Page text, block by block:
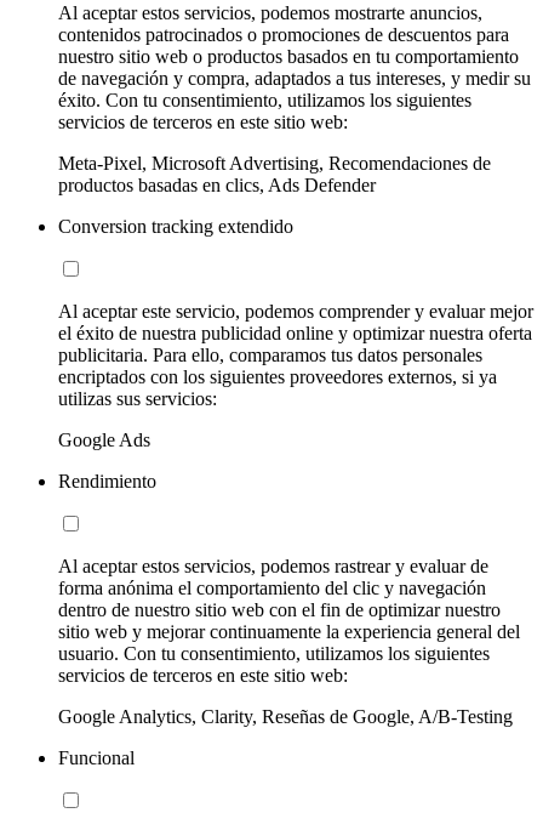
Al aceptar estos servicios, podemos mostrarte anuncios,
contenidos patrocinados o promociones de descuentos para
nuestro sitio web o productos basados en tu comportamiento
de navegación y compra, adaptados a tus intereses, y medir su
éxito. Con tu consentimiento, utilizamos los siguientes
servicios de terceros en este sitio web:
Meta-Pixel, Microsoft Advertising, Recomendaciones de
productos basadas en clics, Ads Defender
Conversion tracking extendido
Al aceptar este servicio, podemos comprender y evaluar mejor
el éxito de nuestra publicidad online y optimizar nuestra oferta
publicitaria. Para ello, comparamos tus datos personales
encriptados con los siguientes proveedores externos, si ya
utilizas sus servicios:
Google Ads
Rendimiento
Al aceptar estos servicios, podemos rastrear y evaluar de
forma anónima el comportamiento del clic y navegación
dentro de nuestro sitio web con el fin de optimizar nuestro
sitio web y mejorar continuamente la experiencia general del
usuario. Con tu consentimiento, utilizamos los siguientes
servicios de terceros en este sitio web:
Google Analytics, Clarity, Reseñas de Google, A/B-Testing
Funcional